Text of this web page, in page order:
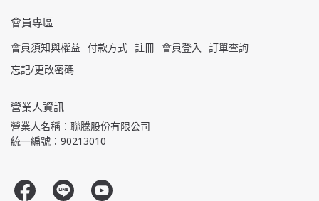
會員專區
會員須知與權益 付款方式 註冊 會員登入
訂單查詢
忘記/更改密碼
營業人資訊
營業人名稱：聯騰股份有限公司
統一編號：90213010